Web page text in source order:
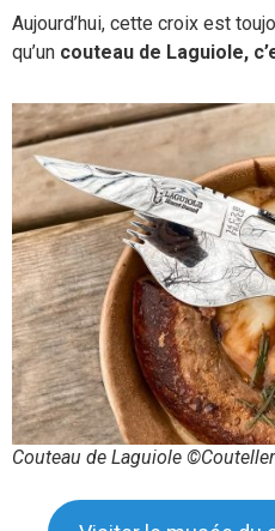
Aujourd’hui, cette croix est
qu’un couteau de Laguiole,
Couteau de Laguiole